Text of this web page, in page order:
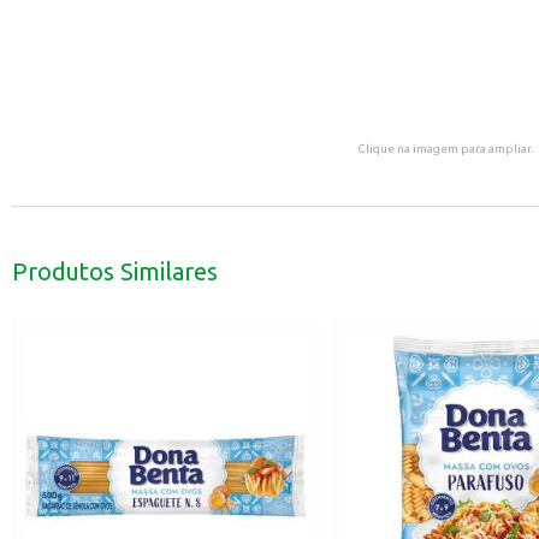
Clique na imagem para ampliar.
Produtos Similares